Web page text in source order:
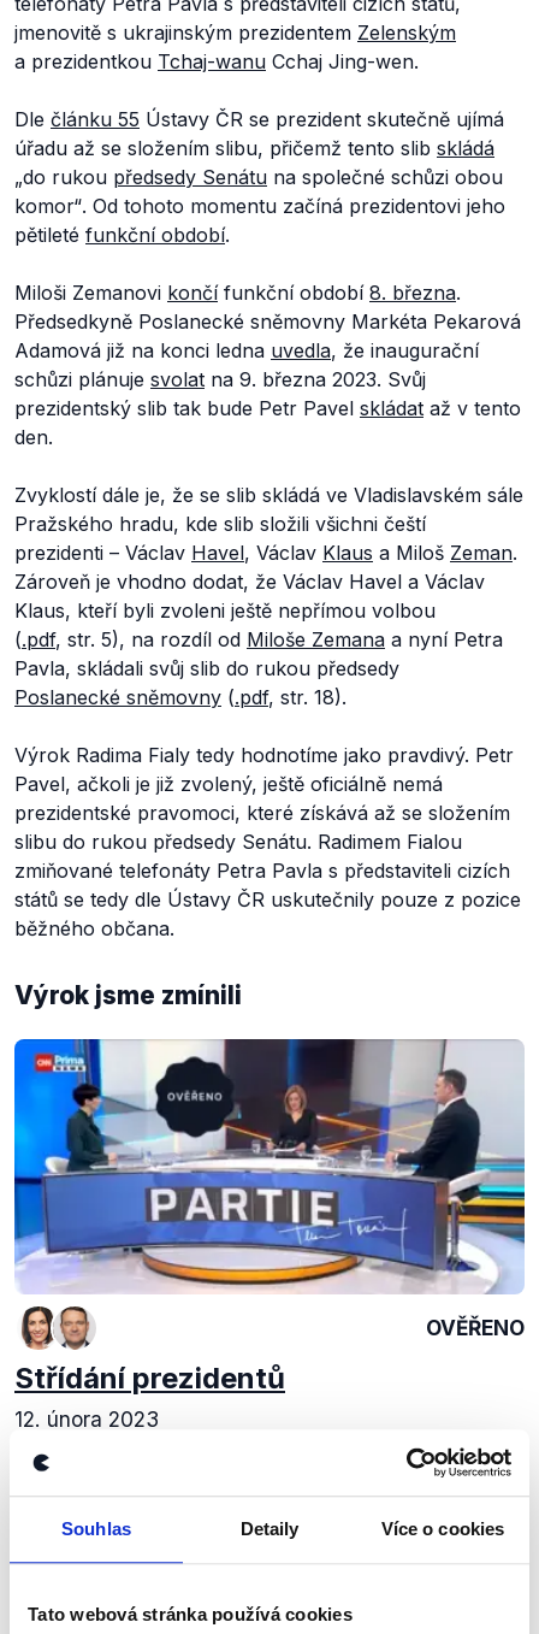
Souhlas Detaily Více o cookies
Tato webová stránka používá cookies
jmenovitě s ukrajinským prezidentem Zelenským
a prezidentkou Tchaj-wanu Cchaj Jing-wen.
Dle článku 55 Ústavy ČR se prezident skutečně ujímá
úřadu až se složením slibu, přičemž tento slib skládá
„do rukou předsedy Senátu na společné schůzi obou
komor“. Od tohoto momentu začíná prezidentovi jeho
pětileté funkční období.
Miloši Zemanovi končífunkční období 8. března.
Předsedkyně Poslanecké sněmovny Markéta Pekarová
Adamová již na konci ledna uvedla, že inaugurační
schůzi plánuje svolat na 9. března 2023. Svůj
prezidentský slib tak bude Petr Pavel skládat až v tento
den.
Zvyklostí dále je, že se slib skládá ve Vladislavském sále
Pražského hradu, kde slib složili všichni čeští
prezidenti –⁠ Václav Havel, Václav Klaus a Miloš Zeman.
Zároveň je vhodno dodat, že Václav Havel a Václav
Klaus, kteří byli zvoleni ještě nepřímou volbou
(.pdf, str. 5), na rozdíl od Miloše Zemana a nyní Petra
Pavla, skládali svůj slib do rukou předsedy
Poslanecké sněmovny (.pdf, str. 18).
Výrok Radima Fialy tedy hodnotíme jako pravdivý. Petr
Pavel, ačkoli je již zvolený, ještě oficiálně nemá
prezidentské pravomoci, které získává až se složením
slibu do rukou předsedy Senátu. Radimem Fialou
zmiňované telefonáty Petra Pavla s představiteli cizích
států se tedy dle Ústavy ČR uskutečnily pouze z pozice
běžného občana.
Výrok jsme zmínili
OVĚŘENO
Střídání prezidentů
12. února 2023
Týden po prezidentských volbách byla v Partii
Terezie Tománkové řeč o krocích zvoleného
vztahu Česka s Tchaj-wanem. V naší nejnovější...